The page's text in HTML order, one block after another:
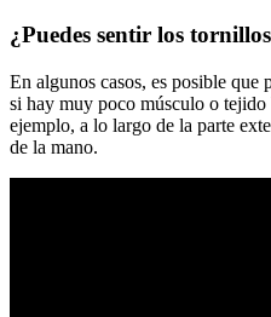
¿Puedes sentir los
En algunos casos, es posible
si hay muy poco músculo o
ejemplo, a lo largo de la parte
de la mano.